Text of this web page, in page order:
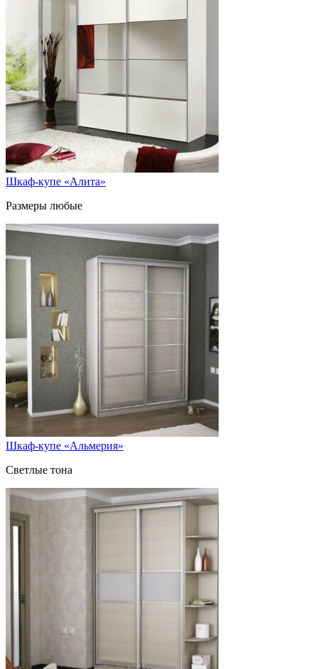
Шкаф-купе «Алита»
Размеры любые
Шкаф-купе «Альмерия»
Светлые тона